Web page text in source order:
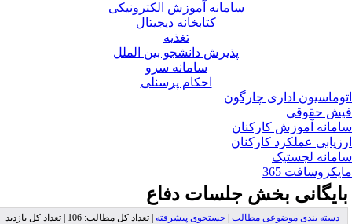
سامانه آموزش الکترونیکی
کتابخانه دیجیتال
تغذیه
پذیرش دانشجو بین الملل
سامانه سرو
احکام پرسنلی
اداری چارگون
حقوقی
آموزش کارکنان
عملکرد کارکنان
لجستیک
365
بخشجلسات دفاع
دسته بندی موضوعی مطالب|جستجوی پیشرفته
| تعداد کل مطالب: 106 | تعداد کل بازدید